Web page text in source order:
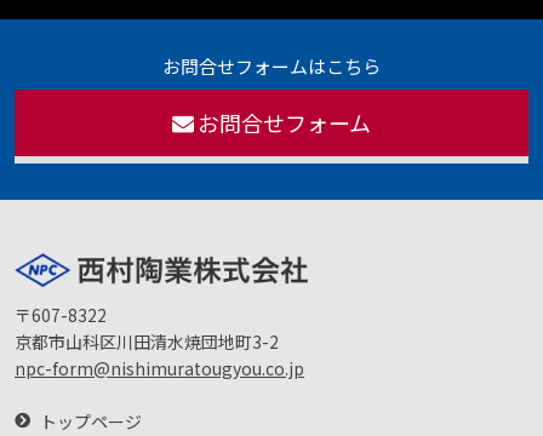
お問合せフォームはこちら
お問合せフォーム
〒607-8322
京都市山科区川田清水焼団地町3-2
npc-form@nishimuratougyou.co.jp
トップページ